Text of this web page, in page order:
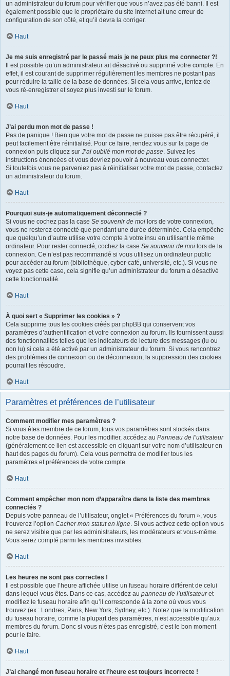
un administrateur du forum pour vérifier que vous n’avez pas été banni. Il est
également possible que le propriétaire du site Internet ait une erreur de
configuration de son côté, et qu’il devra la corriger.
Haut
Je me suis enregistré par le passé mais je ne peux plus me connecter ?!
Il est possible qu’un administrateur ait désactivé ou supprimé votre compte. En
effet, il est courant de supprimer régulièrement les membres ne postant pas
pour réduire la taille de la base de données. Si cela vous arrive, tentez de
vous ré-enregistrer et soyez plus investi sur le forum.
Haut
J’ai perdu mon mot de passe !
Pas de panique ! Bien que votre mot de passe ne puisse pas être récupéré, il
peut facilement être réinitialisé. Pour ce faire, rendez vous sur la page de
connexion puis cliquez sur J’ai oublié mon mot de passe. Suivez les
instructions énoncées et vous devriez pouvoir à nouveau vous connecter.
Si toutefois vous ne parveniez pas à réinitialiser votre mot de passe, contactez
un administrateur du forum.
Haut
Pourquoi suis-je automatiquement déconnecté ?
Si vous ne cochez pas la case Se souvenir de moi lors de votre connexion,
vous ne resterez connecté que pendant une durée déterminée. Cela empêche
que quelqu’un d’autre utilise votre compte à votre insu en utilisant le même
ordinateur. Pour rester connecté, cochez la case Se souvenir de moi lors de la
connexion. Ce n’est pas recommandé si vous utilisez un ordinateur public
pour accéder au forum (bibliothèque, cyber-café, université, etc.). Si vous ne
voyez pas cette case, cela signifie qu’un administrateur du forum a désactivé
cette fonctionnalité.
Haut
À quoi sert « Supprimer les cookies » ?
Cela supprime tous les cookies créés par phpBB qui conservent vos
paramètres d’authentification et votre connexion au forum. Ils fournissent aussi
des fonctionnalités telles que les indicateurs de lecture des messages (lu ou
non lu) si cela a été activé par un administrateur du forum. Si vous rencontrez
des problèmes de connexion ou de déconnexion, la suppression des cookies
pourrait les résoudre.
Haut
Paramètres et préférences de l’utilisateur
Comment modifier mes paramètres ?
Si vous êtes membre de ce forum, tous vos paramètres sont stockés dans
notre base de données. Pour les modifier, accédez au Panneau de l’utilisateur
(généralement ce lien est accessible en cliquant sur votre nom d’utilisateur en
haut des pages du forum). Cela vous permettra de modifier tous les
paramètres et préférences de votre compte.
Haut
Comment empêcher mon nom d’apparaître dans la liste des membres
connectés ?
Depuis votre panneau de l’utilisateur, onglet « Préférences du forum », vous
trouverez l’option Cacher mon statut en ligne. Si vous activez cette option vous
ne serez visible que par les administrateurs, les modérateurs et vous-même.
Vous serez compté parmi les membres invisibles.
Haut
Les heures ne sont pas correctes !
Il est possible que l’heure affichée utilise un fuseau horaire différent de celui
dans lequel vous êtes. Dans ce cas, accédez au panneau de l’utilisateuret
modifiez le fuseau horaire afin qu’il corresponde à la zone où vous vous
trouvez (ex : Londres, Paris, New York, Sydney, etc.). Notez que la modification
du fuseau horaire, comme la plupart des paramètres, n’est accessible qu’aux
membres du forum. Donc si vous n’êtes pas enregistré, c’est le bon moment
pour le faire.
Haut
J’ai changé mon fuseau horaire et l’heure est toujours incorrecte !